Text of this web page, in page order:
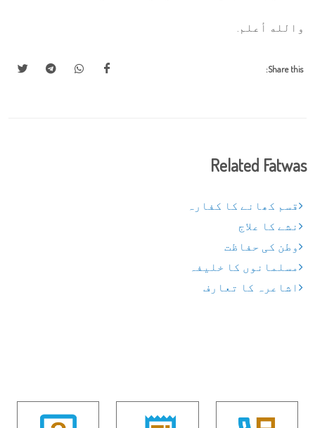
والله أعلم.
Share this:
Related Fatwas
قسم کھانے کا کفارہ
نشے کا علاج
وطن کی حفاظت
مسلمانوں کا خلیفہ
اشاعرہ کا تعارف